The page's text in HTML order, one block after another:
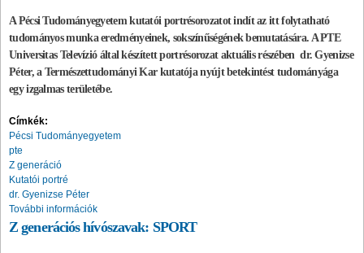
A Pécsi Tudományegyetem kutatói portrésorozatot indít az itt folytatható
tudományos munka eredményeinek, sokszínűségének bemutatására. A PTE
Universitas Televízió által készített portrésorozat aktuális részében dr. Gyenizse
Péter, a Természettudományi Kar kutatója nyújt betekintést tudományága
egy izgalmas területébe.
Címkék:
Pécsi Tudományegyetem
pte
Z generáció
Kutatói portré
dr. Gyenizse Péter
További információk
Z generációs hívószavak: SPORT